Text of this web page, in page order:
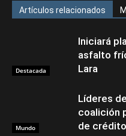
Artículos relacionados
Destacada
Iniciará
asfalto
Lara
Mundo
Líderes
coalición
de